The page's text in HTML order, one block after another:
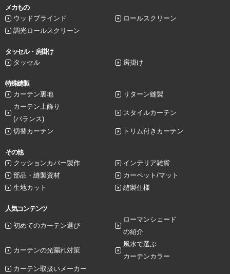
メカもの
ウッドブラインド
ロールスクリーン
調光ロールスクリーン
タッセル・房掛け
タッセル
房掛け
特殊縫製
カーテン裏地
リターン縫製
カーテン上飾り
(バランス)
スタイルカーテン
切替カーテン トリム付きカーテン
その他
クッションカバー製作
インテリア雑貨
部品・縫製資材
カーペット/マット
生地カット
縫製仕様
人気コンテンツ
初めてのカーテン選び
ローマンシェード
の紹介
カーテンの光漏れ対策
風水で選ぶ
カーテンカラー
カーテン取扱いメーカー